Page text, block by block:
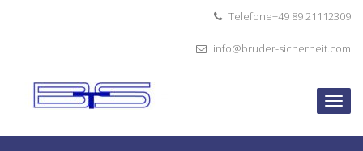
Telefone+49 89 21112309
info@bruder-sicherheit.com